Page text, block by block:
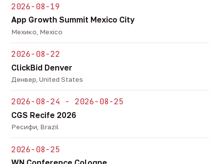
2026-08-19
App Growth Summit Mexico City
Мехико, Mexico
2026-08-22
ClickBid Denver
Денвер, United States
2026-08-24 - 2026-08-25
CGS Recife 2026
Ресифи, Brazil
2026-08-25